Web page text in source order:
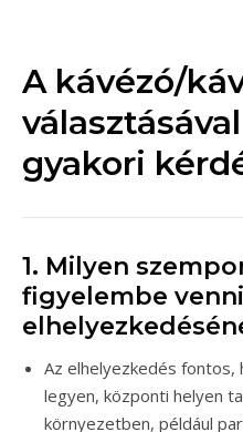
A kávézó/
gyakori
1. Milyen
figyelembe
Az elhelyezkedés
legyen, központi helyen
környezetben, például